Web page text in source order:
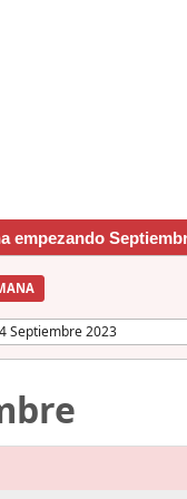
empezando